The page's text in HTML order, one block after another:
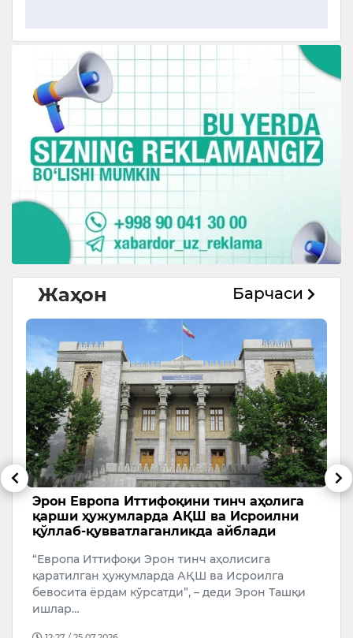
Жаҳон Барчаси
Эрон Европа Иттифоқини тинч аҳолига
қарши ҳужумларда АҚШ ва Исроилни
қўллаб-қувватлаганликда айблади
“Европа Иттифоқи Эрон тинч аҳолисига
қаратилган ҳужумларда АҚШ ва Исроилга
бевосита ёрдам кўрсатди”, – деди Эрон Ташқи
ишлар…